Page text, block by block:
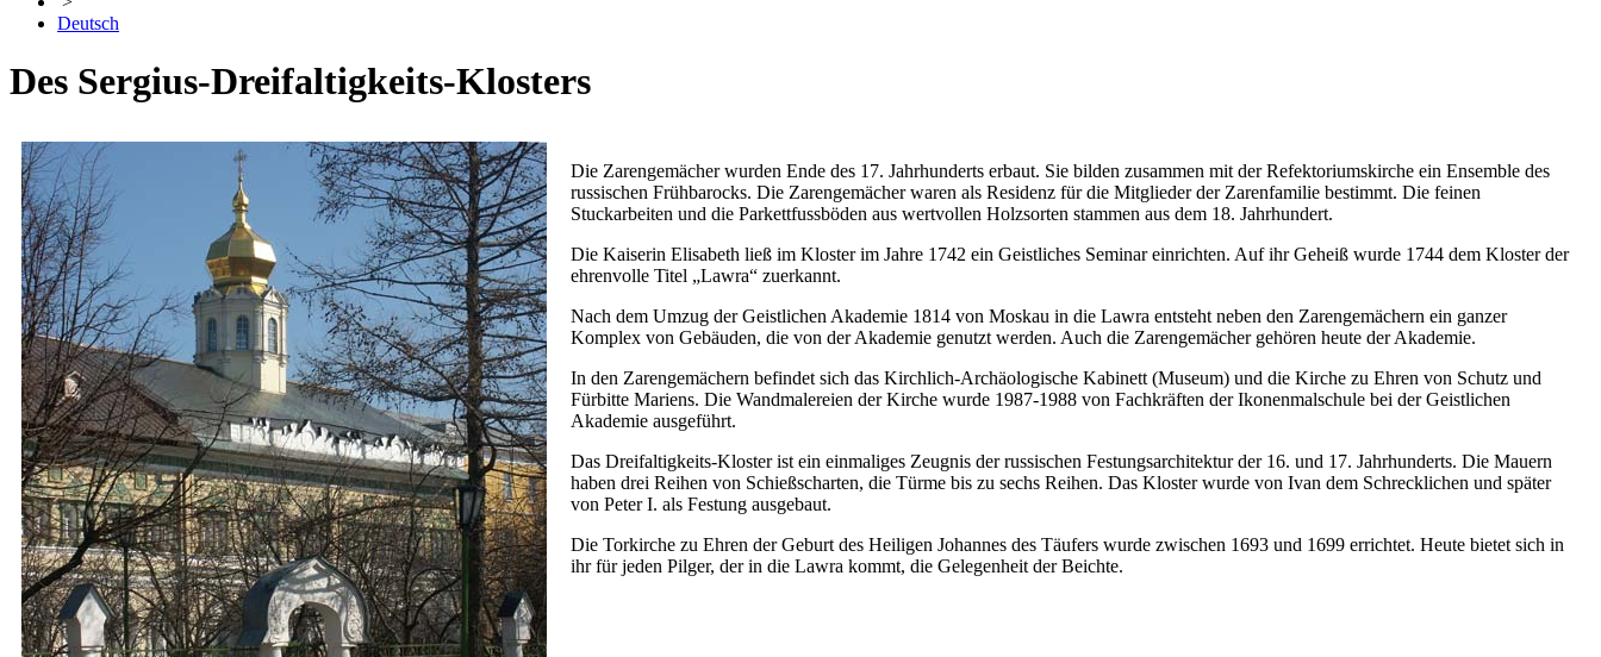
Deutsch
Des Sergius-Dreifaltigkeits-Klosters
Die Zarengemächer wurden Ende des 17. Jahrhunderts erbaut. Sie bilden zusammen mit der Refektoriumskirche ein Ensemble des
russischen Frühbarocks. Die Zarengemächer waren als Residenz für die Mitglieder der Zarenfamilie bestimmt. Die feinen
Stuckarbeiten und die Parkettfussböden aus wertvollen Holzsorten stammen aus dem 18. Jahrhundert.
Die Kaiserin Elisabeth ließ im Kloster im Jahre 1742 ein Geistliches Seminar einrichten. Auf ihr Geheiß wurde 1744 dem Kloster der
ehrenvolle Titel „Lawra“ zuerkannt.
Nach dem Umzug der Geistlichen Akademie 1814 von Moskau in die Lawra entsteht neben den Zarengemächern ein ganzer
Komplex von Gebäuden, die von der Akademie genutzt werden. Auch die Zarengemächer gehören heute der Akademie.
In den Zarengemächern befindet sich das Kirchlich-Archäologische Kabinett (Museum) und die Kirche zu Ehren von Schutz und
Fürbitte Mariens. Die Wandmalereien der Kirche wurde 1987-1988 von Fachkräften der Ikonenmalschule bei der Geistlichen
Akademie ausgeführt.
Das Dreifaltigkeits-Kloster ist ein einmaliges Zeugnis der russischen Festungsarchitektur der 16. und 17. Jahrhunderts. Die Mauern
haben drei Reihen von Schießscharten, die Türme bis zu sechs Reihen. Das Kloster wurde von Ivan dem Schrecklichen und später
von Peter I. als Festung ausgebaut.
Die Torkirche zu Ehren der Geburt des Heiligen Johannes des Täufers wurde zwischen 1693 und 1699 errichtet. Heute bietet sich in
ihr für jeden Pilger, der in die Lawra kommt, die Gelegenheit der Beichte.